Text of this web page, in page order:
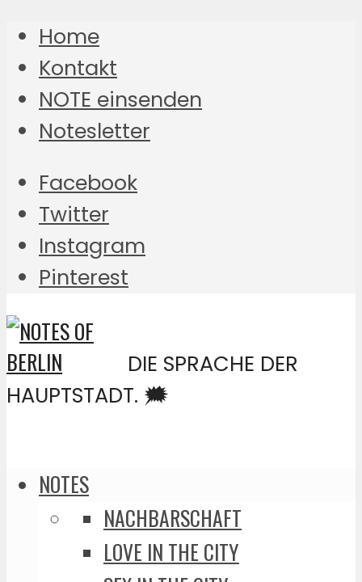
Home
Kontakt
NOTE einsenden
Notesletter
Facebook
Twitter
Instagram
Pinterest
DIE SPRACHE DER
HAUPTSTADT. 🗯️
NOTES
NACHBARSCHAFT
LOVE IN THE CITY